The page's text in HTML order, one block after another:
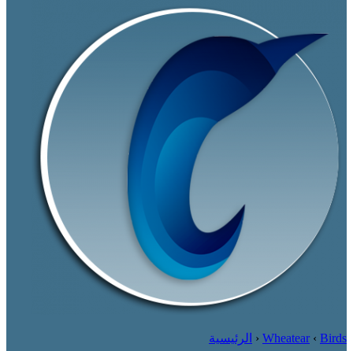
Wheatear ‹ Birds
‹ الرئيسية